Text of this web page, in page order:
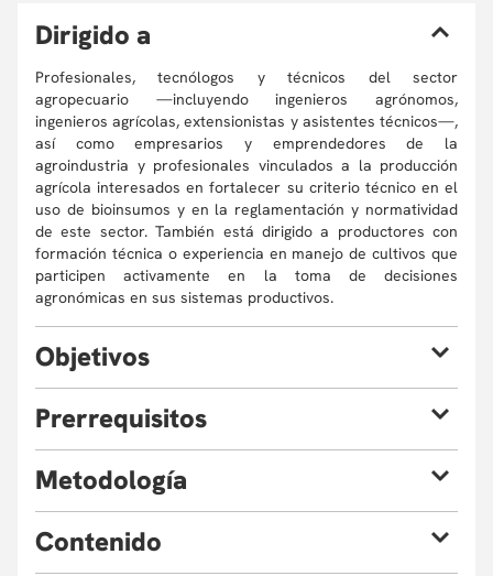
Dirigido a
Profesionales, tecnólogos y técnicos del sector
agropecuario —incluyendo ingenieros agrónomos,
ingenieros agrícolas, extensionistas y asistentes técnicos—,
así como empresarios y emprendedores de la
agroindustria y profesionales vinculados a la producción
agrícola interesados en fortalecer su criterio técnico en el
uso de bioinsumos y en la reglamentación y normatividad
de este sector. También está dirigido a productores con
formación técnica o experiencia en manejo de cultivos que
participen activamente en la toma de decisiones
agronómicas en sus sistemas productivos.
Objetivos
aplicable al sector de bioinsumos en Colombia, así
como los actores involucrados, sus roles y
Entender la importancia del desarrollo de
bioinsumos en la agricultura moderna sostenible.
Prerrequisitos
conocimientos básicos en manejo de cultivos, fertilización y
El curso es especialmente pertinente para quienes buscan
profundizar en la comprensión de procesos biológicos
asociados al suelo y al cultivo y mejorar la toma de
Metodología
al desarrollo de criterio técnico. Se combinarán clases
Contenido